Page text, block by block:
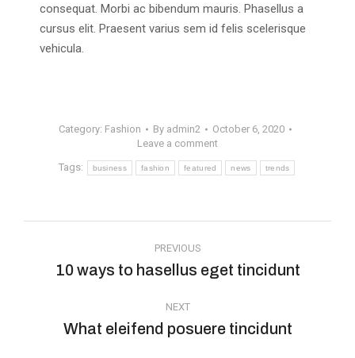
consequat. Morbi ac bibendum mauris. Phasellus a
cursus elit. Praesent varius sem id felis scelerisque
vehicula.
Category: Fashion By admin2
October 6, 2020
Leave a comment
Tags: business fashion featured news trends
PREVIOUS
10 ways to hasellus eget tincidunt
NEXT
What eleifend posuere tincidunt